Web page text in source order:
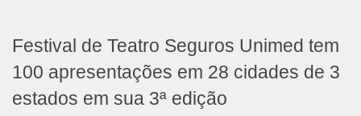
Festival de Teatro Seguros Unimed tem
100 apresentações em 28 cidades de 3
estados em sua 3ª edição